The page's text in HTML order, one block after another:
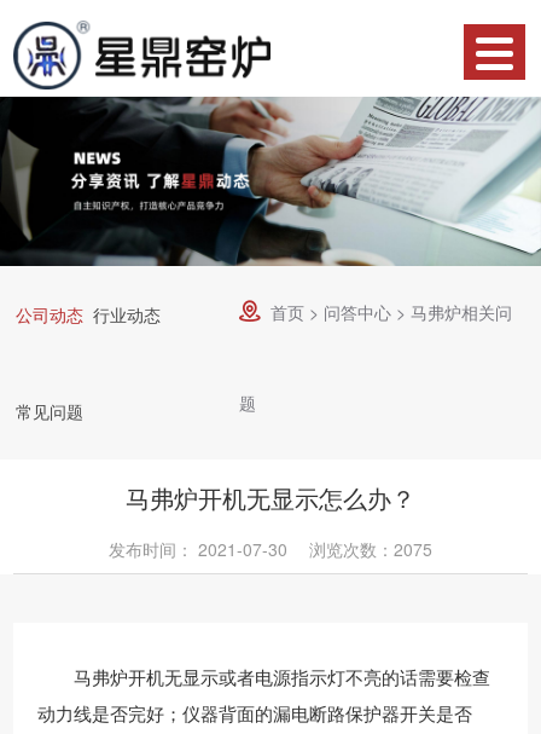
站
首
页
产
品
中
心
关
于
星
合
作
荣
质
中
务
技
持
我
流
公司动态 行业动态
常见问题
 首页 > 问答中心 >马弗炉相关问
题
马弗炉开机无显示怎么办？
发布时间： 2021-07-30 浏览次数：2075
马弗炉开机无显示或者电源指示灯不亮的话需要检查
动力线是否完好；仪器背面的漏电断路保护器开关是否